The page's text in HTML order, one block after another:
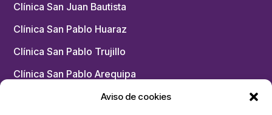
Aviso de cookies
Clínica San Juan Bautista
Clínica San Pablo Huaraz
Clínica San Pablo Trujillo
Clínica San Pablo Arequipa
Chacarilla – Medicina Física y Rehabilitación